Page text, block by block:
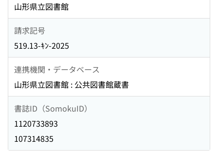
山形県立図書館
請求記号
519.13-ｷﾝ-2025
連携機関・データベース
山形県立図書館 : 公共図書館蔵書
書誌ID（SomokuID）
1120733893
107314835